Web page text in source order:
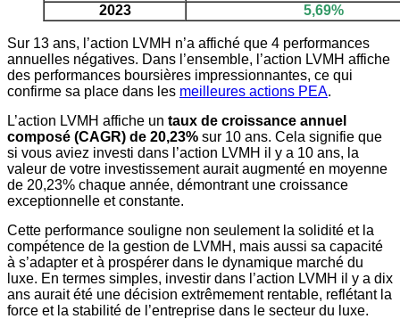
2023
5,69%
Sur 13 ans, l’action LVMH n’a affiché que 4 performances
annuelles négatives. Dans l’ensemble, l’action LVMH affiche
des performances boursières impressionnantes, ce qui
confirme sa place dans les meilleures actions PEA.
L’action LVMH affiche un taux de croissance annuel
composé (CAGR) de 20,23% sur 10 ans. Cela signifie que
si vous aviez investi dans l’action LVMH il y a 10 ans, la
valeur de votre investissement aurait augmenté en moyenne
de 20,23% chaque année, démontrant une croissance
exceptionnelle et constante.
Cette performance souligne non seulement la solidité et la
compétence de la gestion de LVMH, mais aussi sa capacité
à s’adapter et à prospérer dans le dynamique marché du
luxe. En termes simples, investir dans l’action LVMH il y a dix
ans aurait été une décision extrêmement rentable, reflétant la
force et la stabilité de l’entreprise dans le secteur du luxe.